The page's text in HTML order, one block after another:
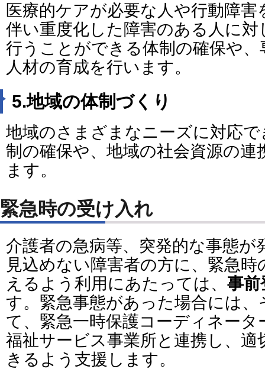
医療的ケアが必要な人や行動障
伴い重度化した障害のある人に
行うことができる体制の確保や
人材の育成を行います。
5.地域の体制づくり
地域のさまざまなニーズに対応
制の確保や、地域の社会資源の連
ます。
緊急時の受け入れ
介護者の急病等、突発的な事態が
見込めない障害者の方に、緊急
えるよう利用にあたっては、 事前
す。緊急事態があった場合には
て、緊急一時保護コーディネータ
福祉サービス事業所と連携し、
きるよう支援します。